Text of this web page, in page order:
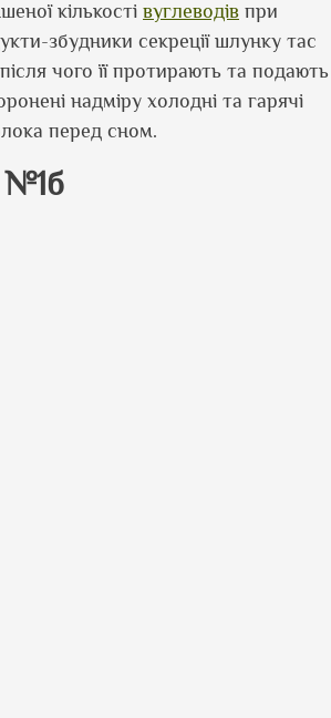
кількості вуглеводів при
збудники секреції шлунку тас
чого її протирають та подають
надміру холодні та гарячі
перед сном.
№1б